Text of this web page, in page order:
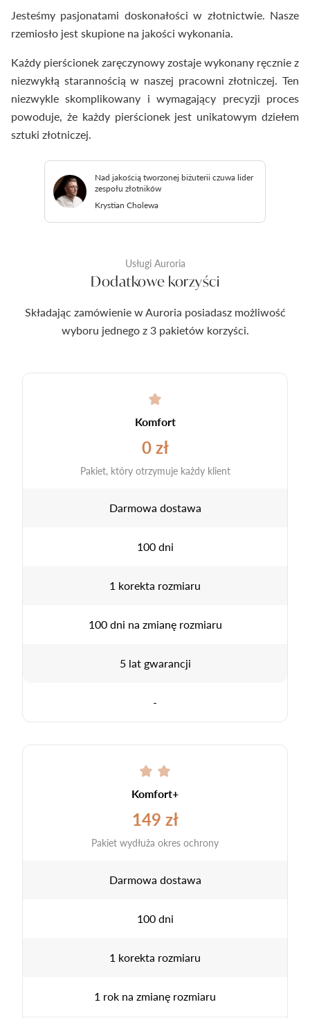
Jesteśmy pasjonatami doskonałości w złotnictwie. Nasze
rzemiosło jest skupione na jakości wykonania.
Każdy pierścionek zaręczynowy zostaje wykonany ręcznie z
niezwykłą starannością w naszej pracowni złotniczej. Ten
niezwykle skomplikowany i wymagający precyzji proces
powoduje, że każdy pierścionek jest unikatowym dziełem
sztuki złotniczej.
Nad jakością tworzonej biżuterii czuwa lider
zespołu złotników
Krystian Cholewa
Usługi Auroria
Dodatkowe korzyści
Składając zamówienie w Auroria posiadasz możliwość
wyboru jednego z 3 pakietów korzyści.
Komfort
0 zł
Pakiet, który otrzymuje każdy klient
Darmowa dostawa
100 dni
1 korekta rozmiaru
100 dni na zmianę rozmiaru
5 lat gwarancji
-
Komfort+
149 zł
Pakiet wydłuża okres ochrony
Darmowa dostawa
100 dni
1 korekta rozmiaru
1 rok na zmianę rozmiaru